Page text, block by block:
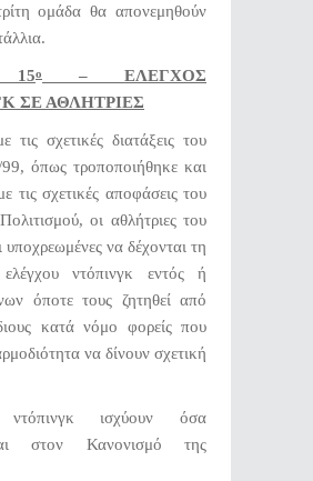
ομάδα θα απονεμηθούν
15ο
– ΕΛΕΓΧΟΣ
ΣΕ ΑΘΛΗΤΡΙΕΣ
τις σχετικές διατάξεις του
όπως τροποποιήθηκε και
τις σχετικές αποφάσεις του
οι αθλήτριες του
υποχρεωμένες να δέχονται τη
ελέγχου ντόπινγκ εντός ή
όποτε τους ζητηθεί από
κατά νόμο φορείς που
να δίνουν σχετική
ισχύουν όσα
στον Κανονισμό της